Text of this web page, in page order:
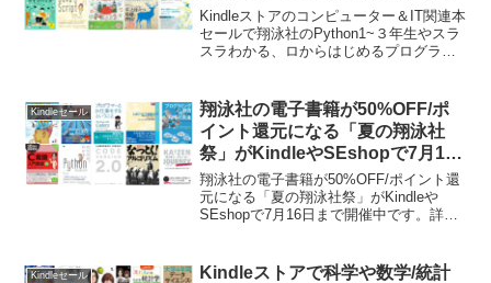
る、ゼロからはじめるプログラミ
ング・シリーズが5月23日まで最
大50%OFFセール中。
Kindleストアのコンピューター＆IT関連本
セールで翔泳社のPython1~３年生やスラ
スラわかる、ロからはじめるプログラミ
以下から。
Kindleセール
翔泳社の電子書籍が50%OFF/ポ
イント還元になる「夏の翔泳社
祭」がKindleやSEshopで7月16
日まで開催中。
翔泳社の電子書籍が50%OFF/ポイント還
元になる「夏の翔泳社祭」がKindleや
SEshopで7月16日まで開催中です。詳細
Kindleセール
Kindleストアで科学や数学/統計